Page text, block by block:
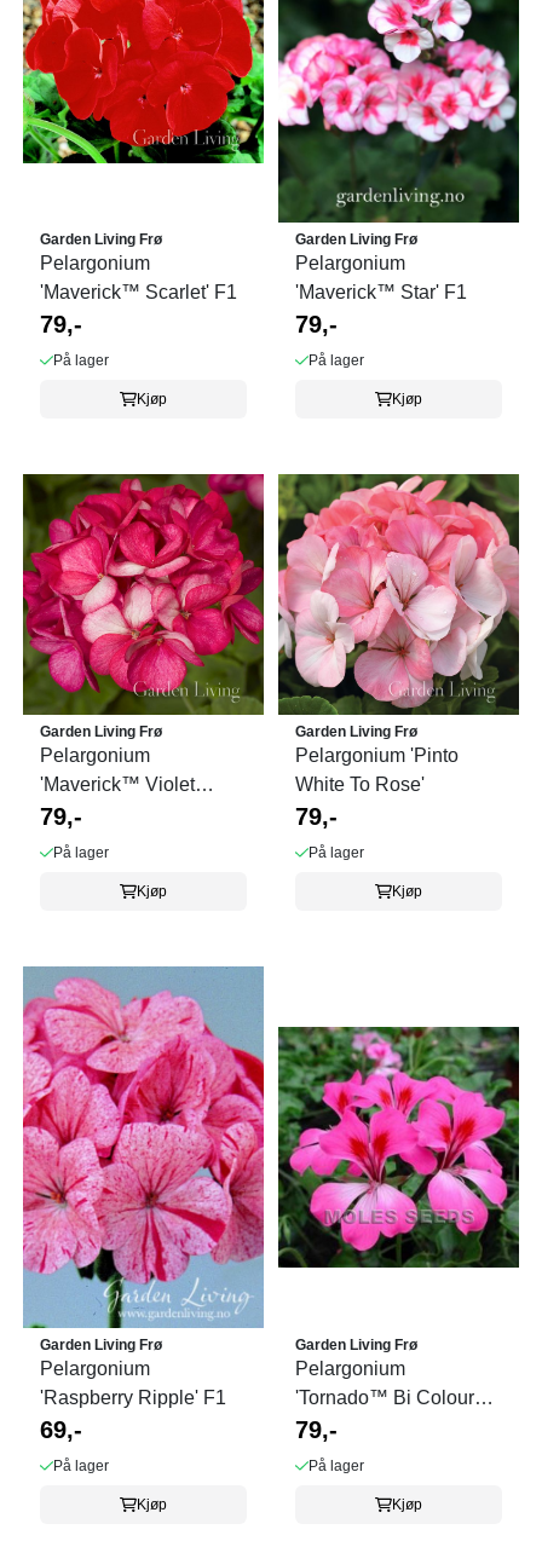
Garden Living Frø
Pelargonium
'Maverick™ Scarlet' F1
79,-
På lager
Kjøp
Garden Living Frø
Pelargonium
'Maverick™ Star' F1
79,-
På lager
Kjøp
Garden Living Frø
Pelargonium
'Maverick™ Violet
Picotee' F1
79,-
På lager
Kjøp
Garden Living Frø
Pelargonium 'Pinto
White To Rose'
79,-
På lager
Kjøp
Garden Living Frø
Pelargonium
'Raspberry Ripple' F1
69,-
På lager
Kjøp
Garden Living Frø
Pelargonium
'Tornado™ Bi Colour
Duet' F1, Henge-
79,-
På lager
Kjøp